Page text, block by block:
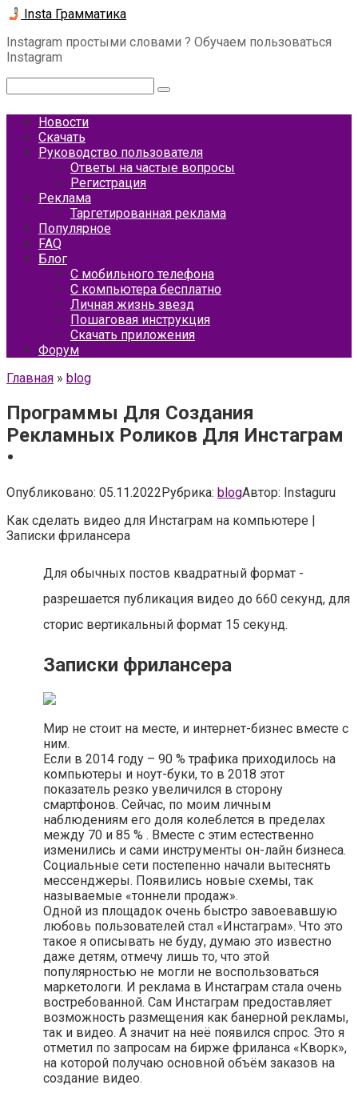
Перейти
контенту
Insta Грамматика
Instagram простыми словами ? Обучаем пользоваться
Instagram
Новости
Скачать
Руководство пользователя
Ответы на частые вопросы
Регистрация
Реклама
Таргетированная реклама
Популярное
FAQ
Блог
С мобильного телефона
С компьютера бесплатно
Личная жизнь звезд
Пошаговая инструкция
Скачать приложения
Форум
Главная » blog
Программы Для Создания
Рекламных Роликов Для Инстаграм
•
Опубликовано: 05.11.2022Рубрика: blogАвтор: Instaguru
Как сделать видео для Инстаграм на компьютере |
Записки фрилансера
Для обычных постов квадратный формат -
разрешается публикация видео до 660 секунд, для
сторис вертикальный формат 15 секунд.
Записки фрилансера
Мир не стоит на месте, и интернет-бизнес вместе с
ним.
Если в 2014 году – 90 % трафика приходилось на
компьютеры и ноут-буки, то в 2018 этот
показатель резко увеличился в сторону
смартфонов. Сейчас, по моим личным
наблюдениям его доля колеблется в пределах
между 70 и 85 % . Вместе с этим естественно
изменились и сами инструменты он-лайн бизнеса.
Социальные сети постепенно начали вытеснять
мессенджеры. Появились новые схемы, так
называемые «тоннели продаж».
Одной из площадок очень быстро завоевавшую
любовь пользователей стал «Инстаграм». Что это
такое я описывать не буду, думаю это известно
даже детям, отмечу лишь то, что этой
популярностью не могли не воспользоваться
маркетологи. И реклама в Инстаграм стала очень
востребованной. Сам Инстаграм предоставляет
возможность размещения как банерной рекламы,
так и видео. А значит на неё появился спрос. Это я
отметил по запросам на бирже фриланса «Кворк»,
на которой получаю основной объём заказов на
создание видео.